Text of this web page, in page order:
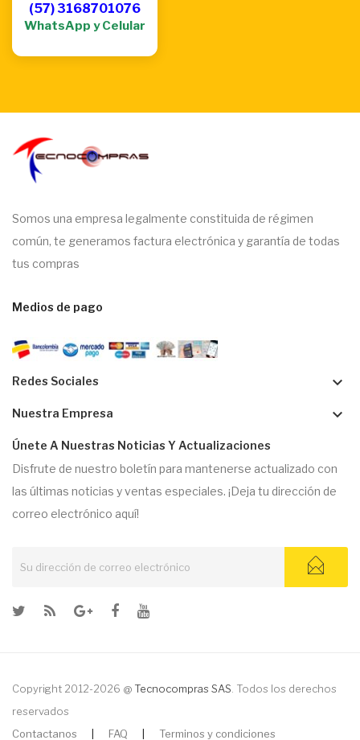
(57) 3168701076
WhatsApp y Celular
Somos una empresa legalmente constituida de régimen
común, te generamos factura electrónica y garantía de todas
tus compras
Medios de pago
Redes Sociales keyboard_arrow_down
Nuestra Empresa keyboard_arrow_down
Únete A Nuestras Noticias Y Actualizaciones
Disfrute de nuestro boletín para mantenerse actualizado con
las últimas noticias y ventas especiales. ¡Deja tu dirección de
correo electrónico aquí!
Copyright 2012-2026 @ Tecnocompras SAS . Todos los derechos
reservados
Contactanos
FAQ Terminos y condiciones